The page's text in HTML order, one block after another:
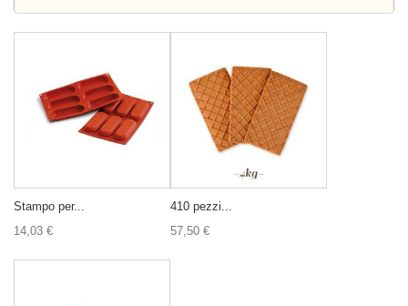
Stampo per...
14,03 €
410 pezzi...
57,50 €